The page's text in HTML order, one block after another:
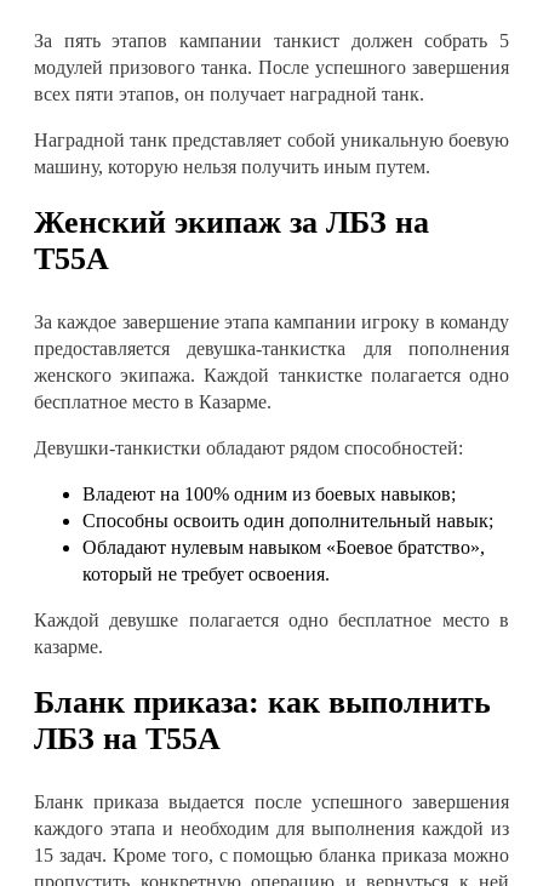
За пять этапов кампании танкист должен собрать 5
модулей призового танка. После успешного завершения
всех пяти этапов, он получает наградной танк.
Наградной танк представляет собой уникальную боевую
машину, которую нельзя получить иным путем.
Женский экипаж за ЛБЗ на
T55A
За каждое завершение этапа кампании игроку в команду
предоставляется девушка-танкистка для пополнения
женского экипажа. Каждой танкистке полагается одно
бесплатное место в Казарме.
Девушки-танкистки обладают рядом способностей:
Владеют на 100% одним из боевых навыков;
Способны освоить один дополнительный навык;
Обладают нулевым навыком «Боевое братство»,
который не требует освоения.
Каждой девушке полагается одно бесплатное место в
казарме.
Бланк приказа: как выполнить
ЛБЗ на T55A
Бланк приказа выдается после успешного завершения
каждого этапа и необходим для выполнения каждой из
15 задач. Кроме того, с помощью бланка приказа можно
пропустить конкретную операцию и вернуться к ней